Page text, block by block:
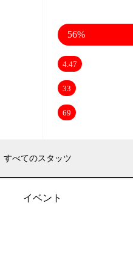
56%
4.47
33
69
すべてのスタッツ
イベント